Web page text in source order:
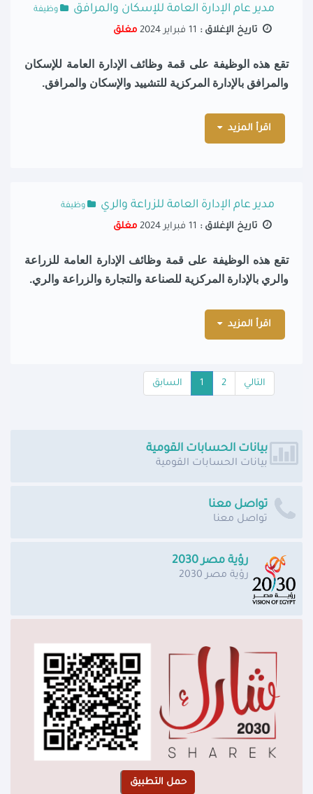
مدير عام الإدارة العامة للإسكان والمرافق وظيفة
تاريخ الإغلاق : مغلق
تقع هذه الوظيفة على قمة وظائف الإدارة العامة للإسكان
والمرافق بالإدارة المركزية للتشييد والإسكان والمرافق.
اقرأ المزيد
مدير عام الإدارة العامة للزراعة والري وظيفة
تاريخ الإغلاق : مغلق
تقع هذه الوظيفة على قمة وظائف الإدارة العامة للزراعة
والري بالإدارة المركزية للصناعة والتجارة والزراعة والري.
اقرأ المزيد
السابق 1 2 التالي
بيانات الحسابات القومية
بيانات الحسابات القومية
تواصل معنا
تواصل معنا
رؤية مصر 2030
رؤية مصر 2030